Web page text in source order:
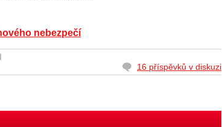
nebezpečí
16 příspěvků v diskuzi